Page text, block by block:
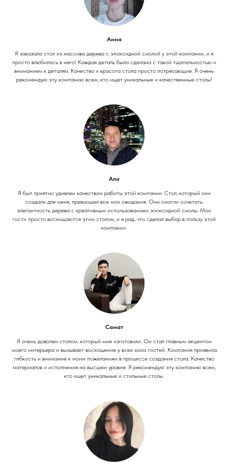
Анна
Я заказала стол из массива дерева с эпоксидной смолой у этой компании, и я
просто влюбилась в него! Каждая деталь была сделана с такой тщательностью и
вниманием к деталям. Качество и красота стола просто потрясающие. Я очень
рекомендую эту компанию всем, кто ищет уникальные и качественные столы!
Али
Я был приятно удивлен качеством работы этой компании. Стол, который они
создали для меня, превзошел все мои ожидания. Они смогли сочетать
элегантность дерева с креативным использованием эпоксидной смолы. Мои
гости просто восхищаются этим столом, и я рад, что сделал выбор в пользу этой
компании.
Самат
Я очень доволен столом, который мне изготовили. Он стал главным акцентом
моего интерьера и вызывает восхищение у всех моих гостей. Компания проявила
гибкость и внимание к моим пожеланиям в процессе создания стола. Качество
материалов и исполнения на высшем уровне. Я рекомендую эту компанию всем,
кто ищет уникальные и стильные столы.